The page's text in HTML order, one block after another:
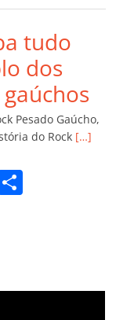
p
ar
til
h
ar
tudo
dos
Pesado Gaúcho,
do Rock […]
ar